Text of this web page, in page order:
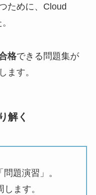
ために、Cloud
格できる問題集が
ます。
解く
題演習」。
ます。